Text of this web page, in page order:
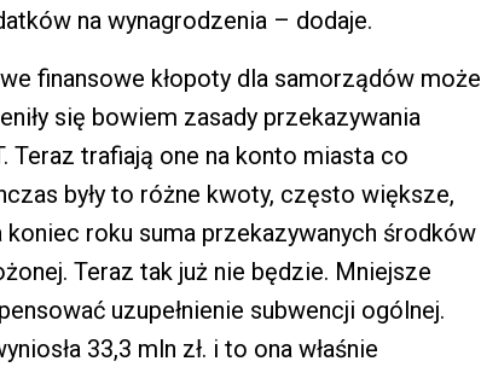
na wynagrodzenia – dodaje.
finansowe kłopoty dla samorządów może
się bowiem zasady przekazywania
Teraz trafiają one na konto miasta co
były to różne kwoty, często większe,
roku suma przekazywanych środków
Teraz tak już nie będzie. Mniejsze
uzupełnienie subwencji ogólnej.
33,3 mln zł. i to ona właśnie